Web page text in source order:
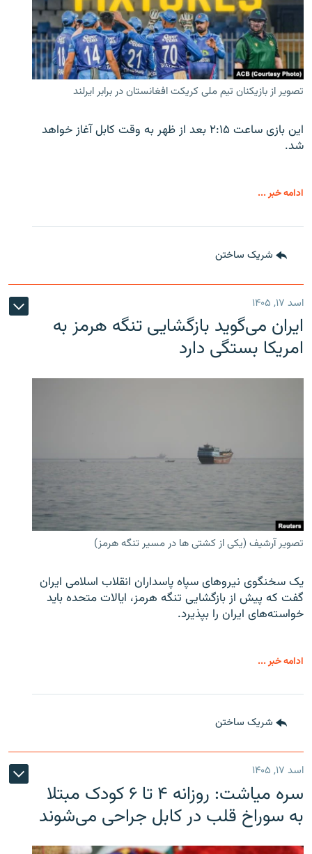
تصویر از بازیکنان تیم ملی کریکت افغانستان در برابر ایرلند
این بازی ساعت ۲:۱۵ بعد از ظهر به وقت کابل آغاز خواهد
شد.
ادامه خبر ...
شریک ساختن
اسد ۱۷, ۱۴۰۵
ایران می‌گوید بازگشایی تنگه هرمز به
امریکا بستگی دارد
تصویر آرشیف (یکی از کشتی ها در مسیر تنگه هرمز)
یک سخنگوی نیروهای سپاه پاسداران انقلاب اسلامی ایران
گفت که پیش از بازگشایی تنگه هرمز، ایالات متحده باید
خواسته‌های ایران را بپذیرد.
ادامه خبر ...
شریک ساختن
اسد ۱۷, ۱۴۰۵
سره‌ میاشت: روزانه ۴ تا ۶ کودک مبتلا
به سوراخ قلب در کابل جراحی می‌شوند